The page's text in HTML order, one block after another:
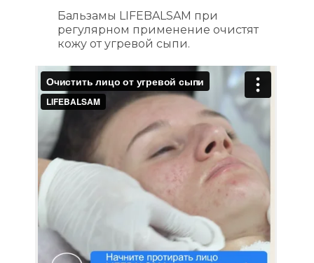
Бальзамы LIFEBALSAM при
регулярном применение очистят
кожу от угревой сыпи.